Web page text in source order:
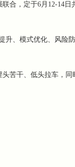
合，定于6月12-14
升、模式优化、风险
苦干、低头拉车，